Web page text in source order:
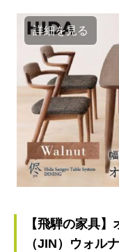
詳細を見る
【飛騨の家具
（JIN）ウォル